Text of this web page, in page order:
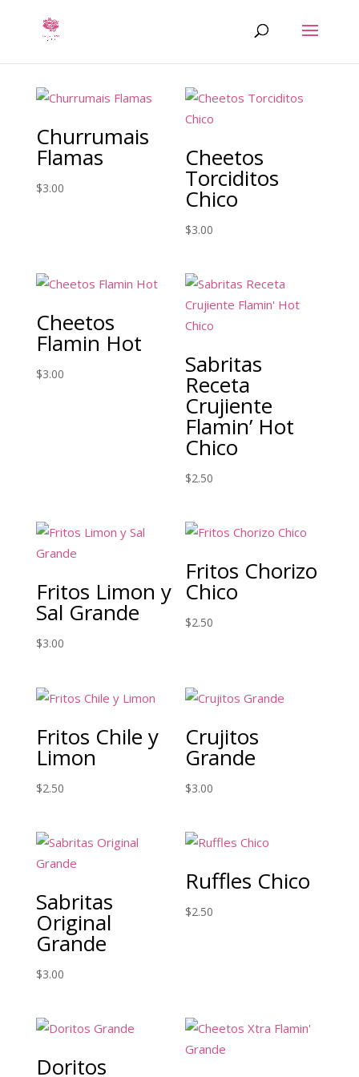
Churrumais
Flamas
$3.00
Cheetos
Torciditos
Chico
$3.00
Cheetos
Flamin Hot
$3.00 Sabritas
Receta
Crujiente
Flamin’ Hot
Chico
$2.50
Fritos Limon y
Sal Grande
$3.00
Fritos Chorizo
Chico
$2.50
Fritos Chile y
Limon
$2.50
Crujitos
Grande
$3.00
Sabritas
Original
Grande
$3.00
Ruffles Chico
$2.50
Doritos